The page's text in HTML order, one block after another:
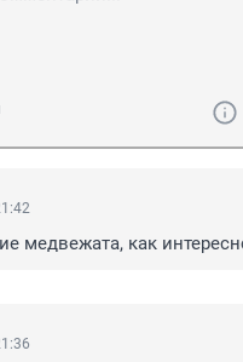
медвежата, как